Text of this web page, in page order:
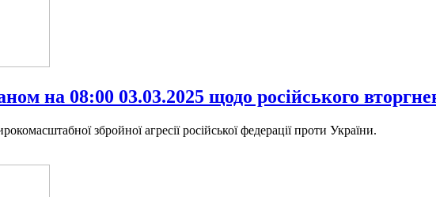
на 08:00 03.03.2025 щодо російського
збройної агресії російської федерації проти України.